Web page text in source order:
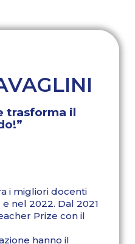
trasforma il
i migliori docenti
nel 2022. Dal 2021
Prize con il
hanno il